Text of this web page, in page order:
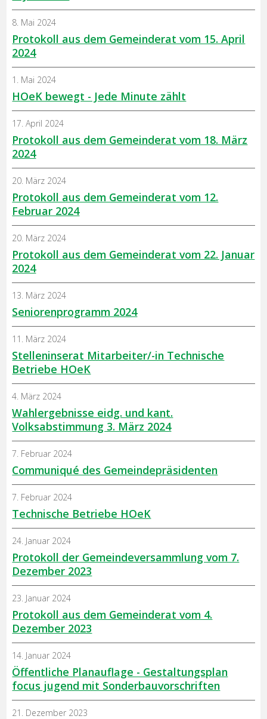
Protokoll aus dem Gemeinderat vom 15. April
2024
8. Mai 2024
HOeK bewegt - Jede Minute zählt
1. Mai 2024
Protokoll aus dem Gemeinderat vom 18. März
2024
17. April 2024
Protokoll aus dem Gemeinderat vom 12.
Februar 2024
20. März 2024
Protokoll aus dem Gemeinderat vom 22. Januar
2024
20. März 2024
Seniorenprogramm 2024
13. März 2024
Stelleninserat Mitarbeiter/-in Technische
Betriebe HOeK
11. März 2024
Wahlergebnisse eidg. und kant.
Volksabstimmung 3. März 2024
4. März 2024
Communiqué des Gemeindepräsidenten
7. Februar 2024
Technische Betriebe HOeK
7. Februar 2024
Protokoll der Gemeindeversammlung vom 7.
Dezember 2023
24. Januar 2024
Protokoll aus dem Gemeinderat vom 4.
Dezember 2023
23. Januar 2024
Öffentliche Planauflage - Gestaltungsplan
focus jugend mit Sonderbauvorschriften
14. Januar 2024
21. Dezember 2023